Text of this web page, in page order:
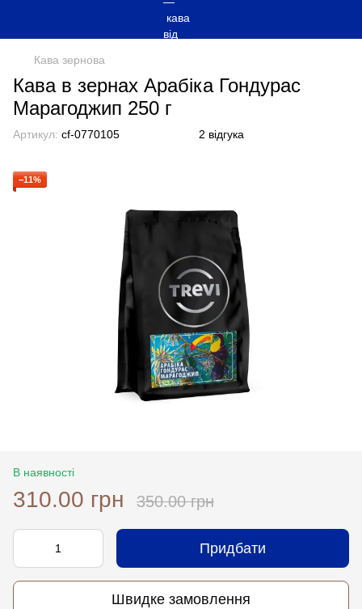
Кава зернова
Кава в зернах Арабіка Гондурас
Марагоджип 250 г
Артикул: cf-0770105 2 відгука
−11%
В наявності
310.00 грн 350.00 грн
Придбати
Швидке замовлення